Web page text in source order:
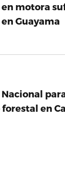
motora
Guayama
en